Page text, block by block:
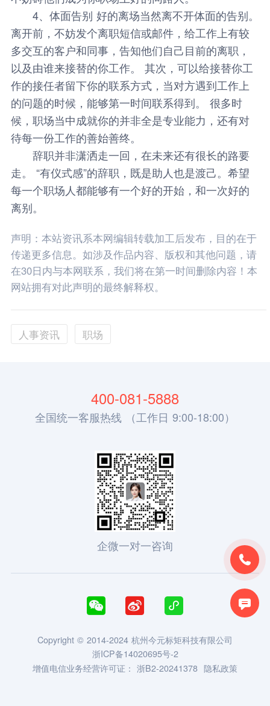
4、体面告别 好的离场当然离不开体面的告别。
离开前，不妨发个离职短信或邮件，给工作上有较
多交互的客户和同事，告知他们自己目前的离职，
以及由谁来接替的你工作。 其次，可以给接替你工
作的接任者留下你的联系方式，当对方遇到工作上
的问题的时候，能够第一时间联系得到。 很多时
候，职场当中成就你的并非全是专业能力，还有对
待每一份工作的善始善终。
辞职并非潇洒走一回，在未来还有很长的路要
走。 “有仪式感”的辞职，既是助人也是渡己。希望
每一个职场人都能够有一个好的开始，和一次好的
离别。
声明：本站资讯系本网编辑转载加工后发布，目的在于
传递更多信息。如涉及作品内容、版权和其他问题，请
在30日内与本网联系，我们将在第一时间删除内容！本
网站拥有对此声明的最终解释权。
人事资讯 职场


400-081-5888
全国统一客服热线 （工作日 9:00-18:00）
企微一对一咨询
  
Copyright © 2014-2024 杭州今元标矩科技有限公司
浙ICP备14020695号-2
增值电信业务经营许可证： 浙B2-20241378 隐私政策